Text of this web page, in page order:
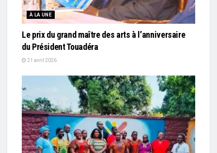
À LA UNE
Le prix du grand maître des arts à l’anniversaire
du Président Touadéra
21 avril 2026